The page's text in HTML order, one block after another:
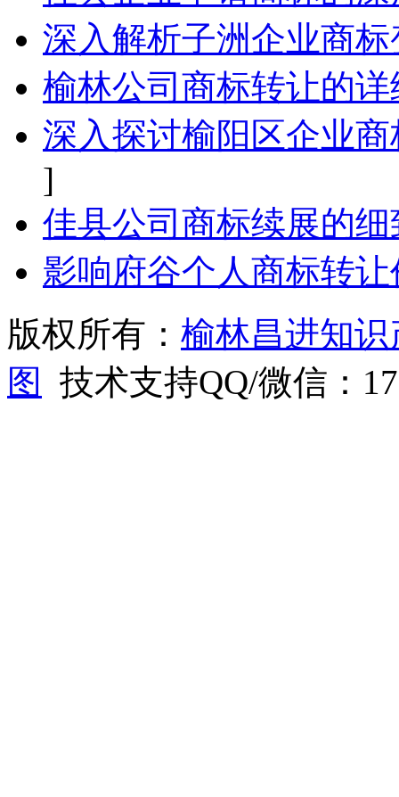
深入解析子洲企业商
榆林公司商标转让的
深入探讨榆阳区企业
]
佳县公司商标续展的
影响府谷个人商标转
版权所有： 榆林昌进知
图
技术支持QQ/微信：